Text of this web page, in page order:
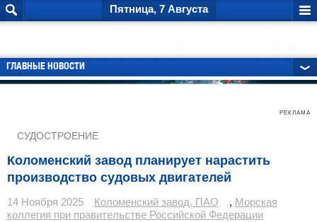
Пятница, 7 Августа
ГЛАВНЫЕ НОВОСТИ
РЕКЛАМА
СУДОСТРОЕНИЕ
Коломенский завод планирует нарастить
производство судовых двигателей
14 Ноября 2025 Коломенский завод, ПАО , Морская
коллегия при правительстве Российской Федерации